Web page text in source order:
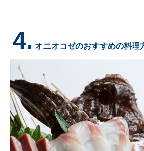
4. オニオコゼのおすすめの料理